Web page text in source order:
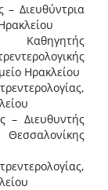
– Διευθύντρια
Ηρακλείου
– Διευθυντής